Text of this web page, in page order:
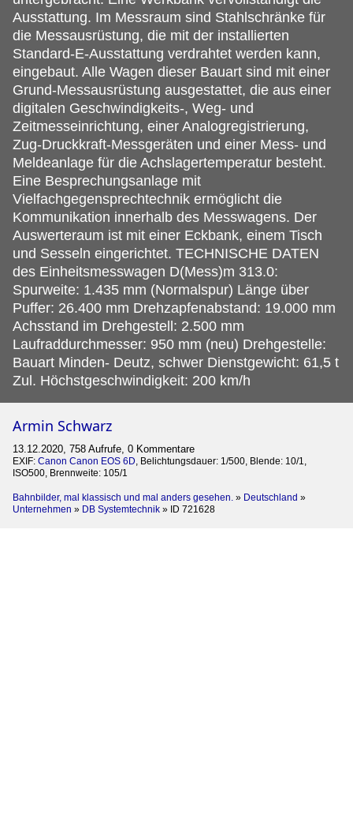
Ausstattung. Im Messraum sind Stahlschränke für
die Messausrüstung, die mit der installierten
Standard-E-Ausstattung verdrahtet werden kann,
eingebaut. Alle Wagen dieser Bauart sind mit einer
Grund-Messausrüstung ausgestattet, die aus einer
digitalen Geschwindigkeits-, Weg- und
Zeitmesseinrichtung, einer Analogregistrierung,
Zug-Druckkraft-Messgeräten und einer Mess- und
Meldeanlage für die Achslagertemperatur besteht.
Eine Besprechungsanlage mit
Vielfachgegensprechtechnik ermöglicht die
Kommunikation innerhalb des Messwagens. Der
Auswerteraum ist mit einer Eckbank, einem Tisch
und Sesseln eingerichtet. TECHNISCHE DATEN
des Einheitsmesswagen D(Mess)m 313.0:
Spurweite: 1.435 mm (Normalspur) Länge über
Puffer: 26.400 mm Drehzapfenabstand: 19.000 mm
Achsstand im Drehgestell: 2.500 mm
Laufraddurchmesser: 950 mm (neu) Drehgestelle:
Bauart Minden- Deutz, schwer Dienstgewicht: 61,5 t
Zul. Höchstgeschwindigkeit: 200 km/h
Armin Schwarz
13.12.2020, 758 Aufrufe, 0 Kommentare
EXIF: Canon Canon EOS 6D , Belichtungsdauer: 1/500, Blende: 10/1,
ISO500, Brennweite: 105/1
Bahnbilder, mal klassisch und mal anders gesehen. » Deutschland »
Unternehmen » DB Systemtechnik » ID 721628